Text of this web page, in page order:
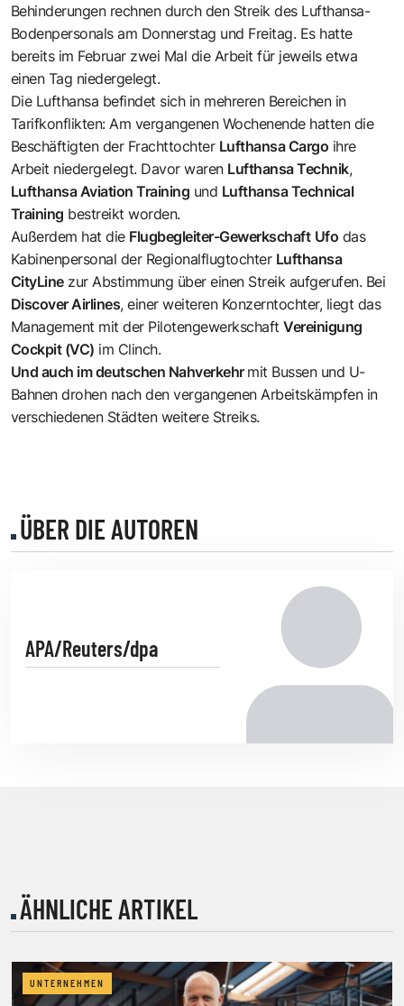
Behinderungen rechnen durch den Streik des Lufthansa-
Bodenpersonals am Donnerstag und Freitag. Es hatte
bereits im Februar zwei Mal die Arbeit für jeweils etwa
einen Tag niedergelegt.
Die Lufthansa befindet sich in mehreren Bereichen in
Tarifkonflikten: Am vergangenen Wochenende hatten die
Beschäftigten der Frachttochter Lufthansa Cargo ihre
Arbeit niedergelegt. Davor waren Lufthansa Technik,
Lufthansa Aviation Training und Lufthansa Technical
Training bestreikt worden.
Außerdem hat die Flugbegleiter-Gewerkschaft Ufo das
Kabinenpersonal der Regionalflugtochter Lufthansa
CityLine zur Abstimmung über einen Streik aufgerufen. Bei
Discover Airlines, einer weiteren Konzerntochter, liegt das
Management mit der PilotengewerkschaftVereinigung
Cockpit (VC) im Clinch.
Und auch im deutschen Nahverkehr mit Bussen und U-
Bahnen drohen nach den vergangenen Arbeitskämpfen in
verschiedenen Städten weitere Streiks.
ÜBER DIE AUTOREN
APA/Reuters/dpa
ÄHNLICHE ARTIKEL
UNTERNEHMEN